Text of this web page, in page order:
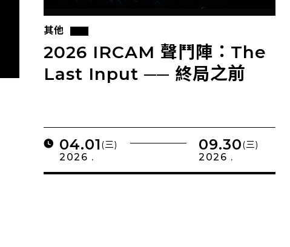
其他
2026 IRCAM 聲鬥陣：The
Last Input ── 終局之前
04.01 (三)
2026 .
09.30(三)
2026 .